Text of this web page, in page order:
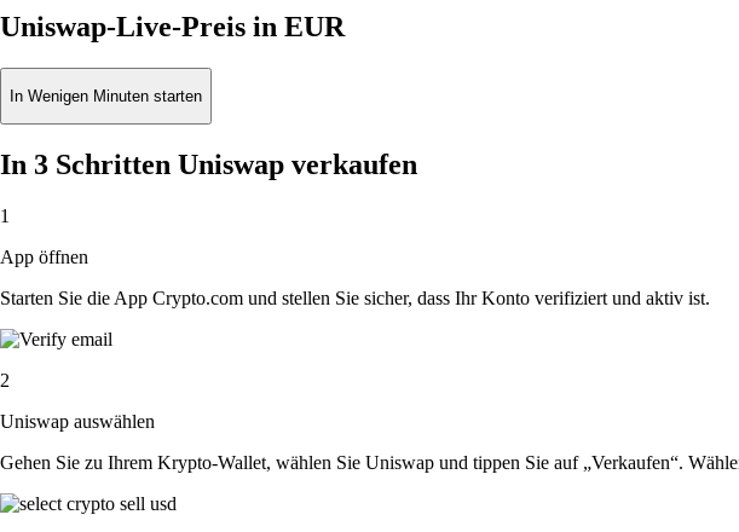
Uniswap-Live-Preis in EUR
In Wenigen Minuten starten
In 3 Schritten Uniswap verkaufen
1
App öffnen
Starten Sie die App Crypto.com und stellen Sie sicher, dass Ihr Konto verifiziert und aktiv ist.
2
Uniswap auswählen
Gehen Sie zu Ihrem Krypto-Wallet, wählen Sie Uniswap und tippen Sie auf „Verkaufen“.